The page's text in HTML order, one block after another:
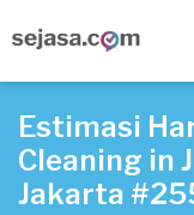
Estimasi
Cleaning in
Jakarta